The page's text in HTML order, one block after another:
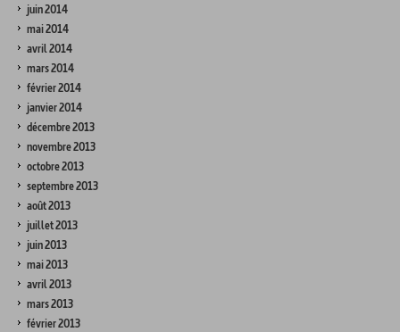
juin 2014
mai 2014
avril 2014
mars 2014
février 2014
janvier 2014
décembre 2013
novembre 2013
octobre 2013
septembre 2013
août 2013
juillet 2013
juin 2013
mai 2013
avril 2013
mars 2013
février 2013